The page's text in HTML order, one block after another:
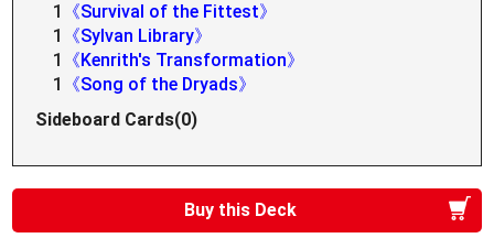
1
《Survival of the Fittest》
1
《Sylvan Library》
1
《Kenrith's Transformation》
1
《Song of the Dryads》
Sideboard Cards(0)
Buy this Deck